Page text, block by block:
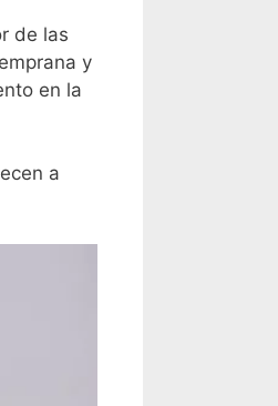
de las
y
en la
a